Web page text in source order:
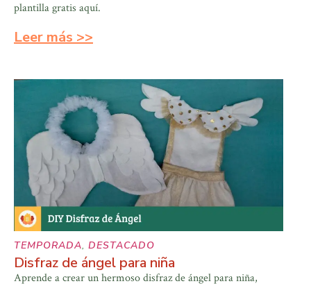
plantilla gratis aquí.
Leer más >>
TEMPORADA, DESTACADO
Disfraz de ángel para niña
Aprende a crear un hermoso disfraz de ángel para niña,